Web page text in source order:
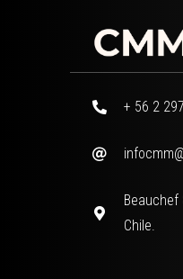
+ 56 2
Beauchef
Chile.